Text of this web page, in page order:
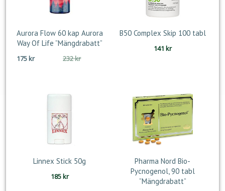
Aurora Flow 60 kap Aurora
Way Of Life ”Mängdrabatt”
232krDet
175kr
Det
B50 Complex Skip 100 tabl
141 kr
Linnex Stick 50g
185kr
Pharma Nord Bio-
Pycnogenol, 90 tabl
”Mängdrabatt”